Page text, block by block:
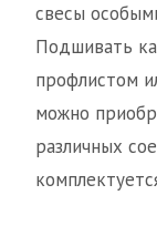
свесы
Подшивать
профлистом
можно
различных